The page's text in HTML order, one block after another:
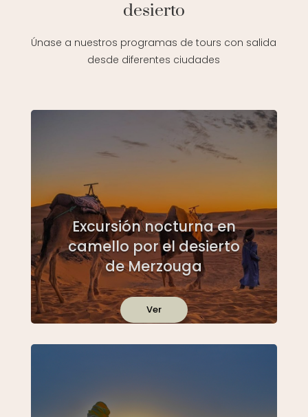
desierto
Únase a nuestros programas de tours con salida
desde diferentes ciudades
Excursión nocturna en
camello por el desierto
de Merzouga
Ver